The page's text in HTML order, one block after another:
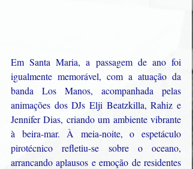
Em Santa Maria, a passagem de ano foi
igualmente memorável, com a atuação da
banda Los Manos, acompanhada pelas
animações dos DJs Elji Beatzkilla, Rahiz e
Jennifer Dias, criando um ambiente vibrante
à beira-mar. À meia-noite, o espetáculo
pirotécnico refletiu-se sobre o oceano,
arrancando aplausos e emoção de residentes